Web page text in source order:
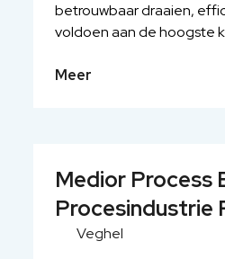
betrouwbaar draaien,
voldoen aan de hoogste
Meer
Medior Process
Procesindustrie
Veghel